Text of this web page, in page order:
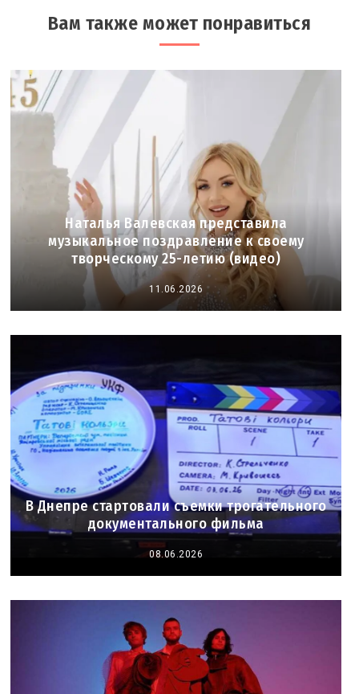
Вам также может понравиться
Наталья Валевская представила
музыкальное поздравление к своему
творческому 25-летию (видео)
11.06.2026
В Днепре стартовали съемки трогательного
документального фильма
08.06.2026